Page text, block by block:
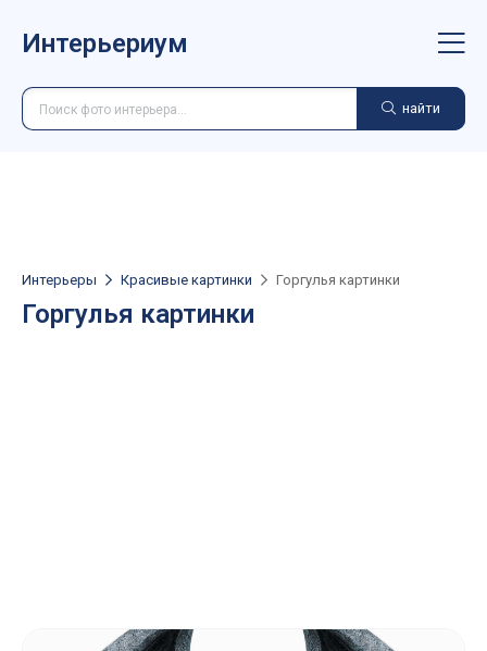
Интерьериум
найти
Интерьеры Красивые картинки Горгулья картинки
Горгулья картинки